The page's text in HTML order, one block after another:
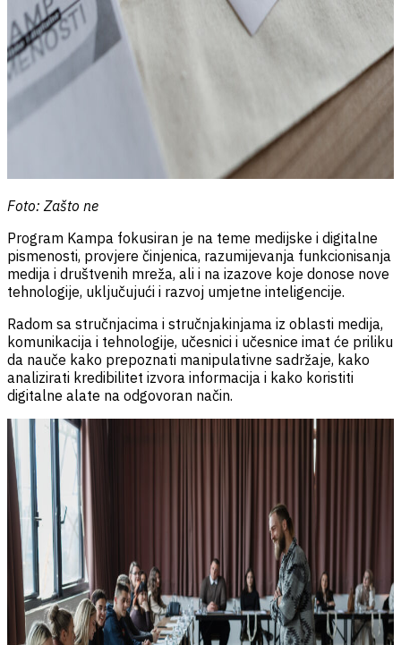
Foto: Zašto ne
Program Kampa fokusiran je na teme medijske i digitalne
pismenosti, provjere činjenica, razumijevanja funkcionisanja
medija i društvenih mreža, ali i na izazove koje donose nove
tehnologije, uključujući i razvoj umjetne inteligencije.
Radom sa stručnjacima i stručnjakinjama iz oblasti medija,
komunikacija i tehnologije, učesnici i učesnice imat će priliku
da nauče kako prepoznati manipulativne sadržaje, kako
analizirati kredibilitet izvora informacija i kako koristiti
digitalne alate na odgovoran način.